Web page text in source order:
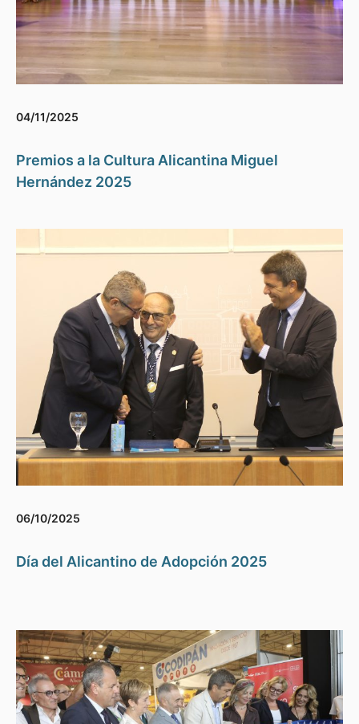
04/11/2025
Premios a la Cultura Alicantina Miguel
Hernández 2025
06/10/2025
Día del Alicantino de Adopción 2025